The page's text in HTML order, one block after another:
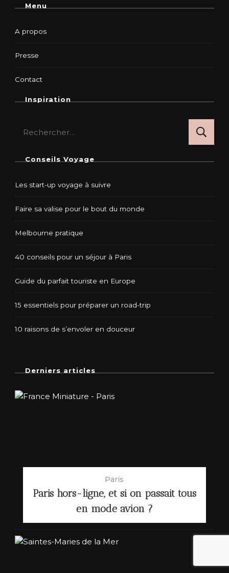
Menu
A propos
Presse
Contact
Inspiration
Conseils Voyage
Les start-up voyage à suivre
Faire sa valise pour le bout du monde
Melbourne pratique
40 conseils pour un séjour à Paris
Guide du parfait touriste en Europe
15 essentiels pour préparer un road-trip
10 raisons de s’envoler en douceur
Derniers articles
Paris
Paris hors-ligne, et si on passait tous
en mode avion ?